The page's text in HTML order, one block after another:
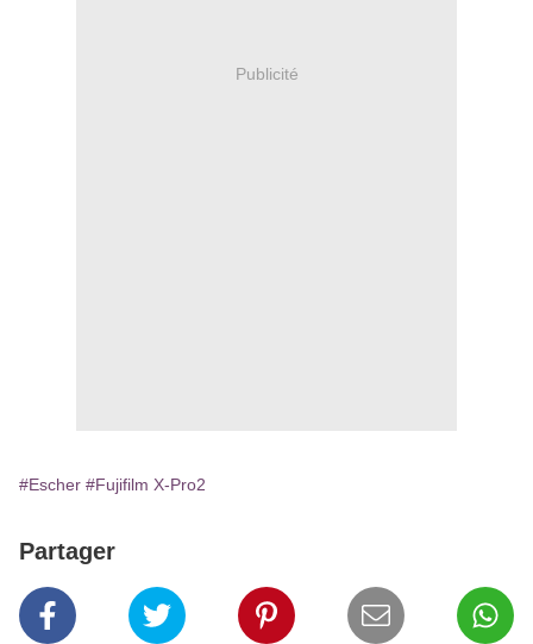
Publicité
#Escher #Fujifilm X-Pro2
Partager